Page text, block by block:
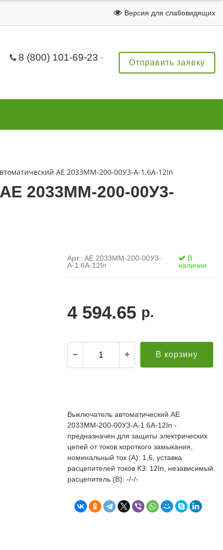
Версия для слабовидящих
8 (800) 101-69-23 Отправить заявку
за
по
(а там без
была). Мы
в срок. А
Поставка опор ЛЭП в Бурятию. Спасибо за
качественную продукцию и быструю доставку!
Всё прошло хорошо. Евгению отдельное спасибо
за ответственный подход к делу, понимание и
вежливое обращение!
АЕ 2033ММ-200-00У3-А-1.6А-12In
2033ММ-200-00У3-
Арт.: АЕ 2033ММ-200-00У3-
А-1.6А-12In
В
наличии
4 594.65 р.
В корзину
Выключатель автоматический АЕ
2033ММ-200-00У3-А-1.6А-12In -
предназначен для защиты электрических
цепей от токов короткого замыкания,
номинальный ток (А): 1,6, уставка
расцепителей токов КЗ: 12In, независимый
расцепитель (В): -/-/-